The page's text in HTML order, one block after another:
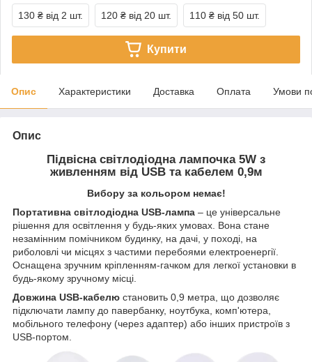
130 ₴ від 2 шт. 120 ₴ від 20 шт. 110 ₴ від 50 шт.
Купити
Опис Характеристики Доставка Оплата Умови
Опис
Підвісна світлодіодна лампочка 5W з
живленням від USB та кабелем 0,9м
Вибору за кольором немає!
Портативна світлодіодна USB-лампа – це універсальне
рішення для освітлення у будь-яких умовах. Вона стане
незамінним помічником будинку, на дачі, у поході, на
риболовлі чи місцях з частими перебоями електроенергії.
Оснащена зручним кріпленням-гачком для легкої установки в
будь-якому зручному місці.
Довжина USB-кабелю становить 0,9 метра, що дозволяє
підключати лампу до павербанку, ноутбука, комп'ютера,
мобільного телефону (через адаптер) або інших пристроїв з
USB-портом.